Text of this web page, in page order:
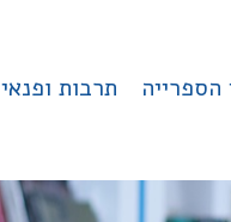
הספרייה תרבות ופנאי